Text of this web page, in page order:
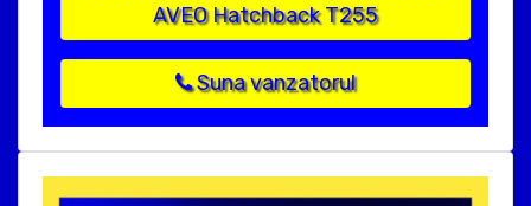
AVEO Hatchback T255
Suna vanzatorul